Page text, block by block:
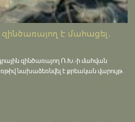
է մահացել․
զինծառայող Ռ.Խ.-ի մահվան
նախաձեռնվել է քրեական վարույթ․